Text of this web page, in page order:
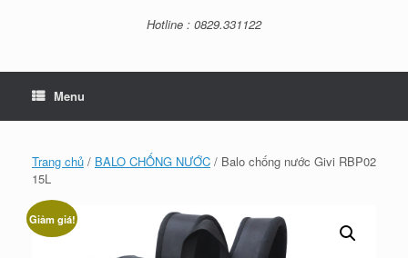
Hotline : 0829.331122
Menu
Trang chủ / BALO CHỐNG NƯỚC / Balo chống nước Givi RBP02
15L
Giảm giá!